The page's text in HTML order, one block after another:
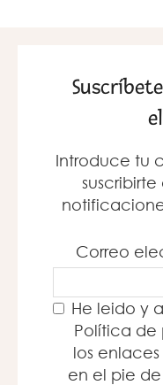
Introduce tu
Correo
He leido y
Política de
los
en el pie